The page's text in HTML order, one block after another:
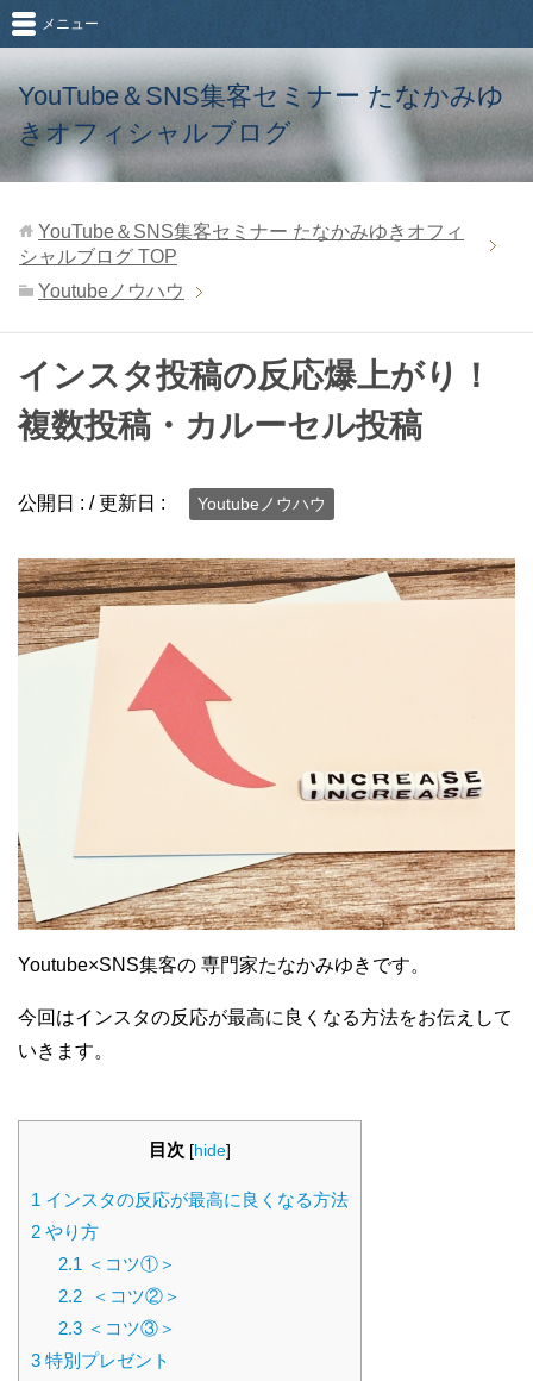
YouTube＆SNS集客セミナー たなかみゆ
きオフィシャルブログ
メニュー
YouTube＆SNS集客セミナー たなかみゆきオフィ
シャルブログ TOP
Youtubeノウハウ
インスタ投稿の反応爆上がり！
複数投稿・カルーセル投稿
公開日 : / 更新日 : Youtubeノウハウ
Youtube×SNS集客の 専門家たなかみゆきです。
今回はインスタの反応が最高に良くなる方法をお伝えして
いきます。
目次 [hide]
1 インスタの反応が最高に良くなる方法
2 やり方
2.1 ＜コツ①＞
2.2⁡ ＜コツ②＞
2.3＜コツ③＞
3 特別プレゼント